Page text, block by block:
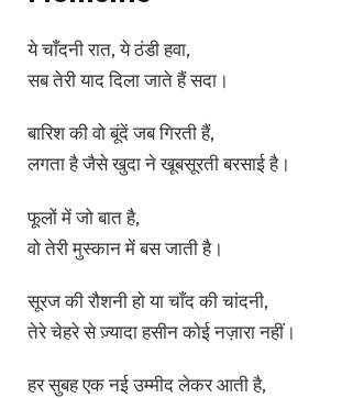
ये चाँदनी रात, ये ठंडी हवा,
सब तेरी याद दिला जाते हैं सदा।
बारिश की वो बूंदें जब गिरती हैं,
लगता है जैसे खुदा ने खूबसूरती बरसाई है।
फूलों में जो बात है,
वो तेरी मुस्कान में बस जाती है।
सूरज की रौशनी हो या चाँद की चांदनी,
तेरे चेहरे से ज़्यादा हसीन कोई नज़ारा नहीं।
हर सुबह एक नई उम्मीद लेकर आती है,